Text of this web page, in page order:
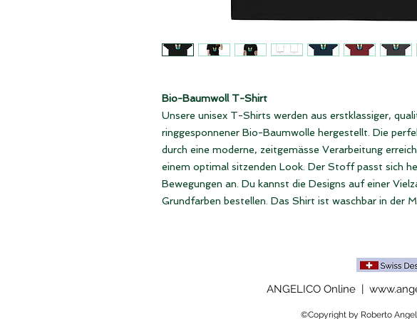
Bio-Baumwoll T-Shirt
Unsere unisex T-Shirts werden aus erstklassiger,
ringgesponnener Bio-Baumwolle hergestellt. Die
durch eine moderne, zeitgemässe Verarbeitung
einem optimal sitzenden Look. Der Stoff passt sich
Bewegungen an. Du kannst die Designs auf einer
Grundfarben bestellen. Das Shirt ist waschbar in der
ANGELICO Online |
©Copyright by Roberto